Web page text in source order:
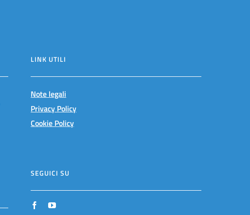
LINK UTILI
Note legali
Privacy Policy
Cookie Policy
SEGUICI SU